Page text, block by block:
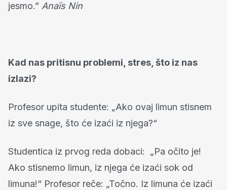
jesmo.” Anaïs Nin
Kad nas pritisnu problemi, stres, što iz nas
izlazi?
Profesor upita studente: „Ako ovaj limun stisnem
iz sve snage, što će izaći iz njega?“
Studentica iz prvog reda dobaci: „Pa očito je!
Ako stisnemo limun, iz njega će izaći sok od
limuna!“ Profesor reče: „Točno. Iz limuna će izaći